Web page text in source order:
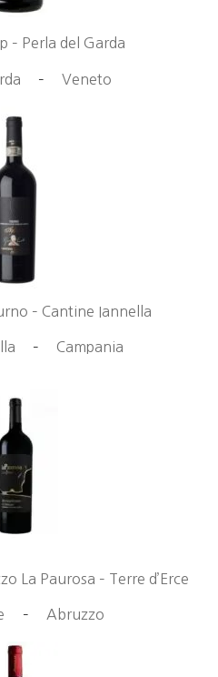
– Perla del Garda
– Veneto
– Cantine Iannella
– Campania
La Paurosa – Terre d’Erce
– Abruzzo